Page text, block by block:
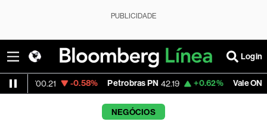
PUBLICIDADE
Login
-0.58% Petrobras PN 42.19 +0.62% Vale ON 76.02 -
NEGÓCIOS